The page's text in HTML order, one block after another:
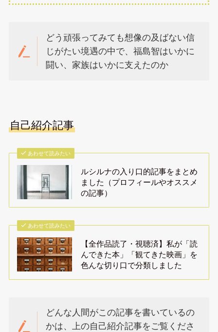
どう頑張ってみても想像の及ばない信
じがたい境遇の中で、福島智はいかに
闘い、家族はいかに支えたのか
自己紹介記事
あわせて読みたい
ルシルナの入り口的記事をまとめ
ました（プロフィールやオススメ
の記事）
あわせて読みたい
【全作品読了・視聴済】私が「読
んできた本」「観てきた映画」を
色んな切り口で分類しました
どんな人間がこの記事を書いているの
かは、上の自己紹介記事をご覧くださ